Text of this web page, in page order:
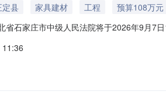
定县 家具建材 工程
预算108万元
省石家庄市中级人民法院将于2026年9月7
号，用途：住宅。起拍价：108万元，